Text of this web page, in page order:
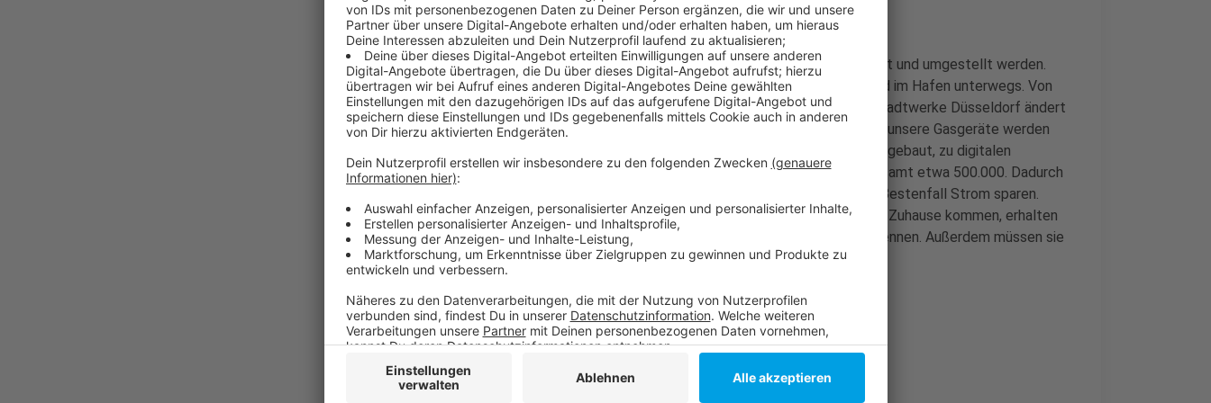
Insgesamt müssen dafür 155.000 Gasgeräte in Düsseldorf erfasst und umgestellt werden.
Seit Juli (2019) ist die Netzgesellschaft in Bilk, Friedrichstadt und im Hafen unterwegs. Von
dort aus arbeitet man sich in Richtung Innenstadt vor. Laut der Stadtwerke Düsseldorf ändert
sich an den Verträgen durch die Umstellung nichts. Aber nicht nur unsere Gasgeräte werden
überarbeitet - auch viele Stromzähler in unserer Stadt werden umgebaut, zu digitalen
Stromzählern. Rund 62.000 wurden bereits umgebaut - von insgesamt etwa 500.000. Dadurch
sollen wir unseren Stromverbrauch besser im Blick haben und im Bestenfall Strom sparen.
Damit auch wirklich nur Mitarbeiter der Netzgesellschaft in unser Zuhause kommen, erhalten
wir in einemBrief eine Pinnummer
, die muss der Mitarbeiter uns nennen. Außerdem müssen sie
sich ausweisen können.